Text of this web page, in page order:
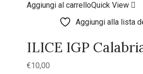
Aggiungi al carrelloQuick View
Aggiungi alla lista
ILICE IGP
€10,00